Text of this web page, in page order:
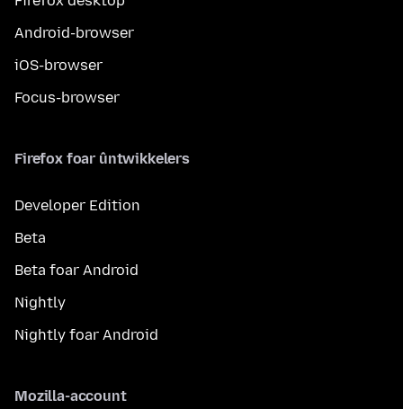
Android-browser
iOS-browser
Focus-browser
Firefox foar ûntwikkelers
Developer Edition
Beta
Beta foar Android
Nightly
Nightly foar Android
Mozilla-account